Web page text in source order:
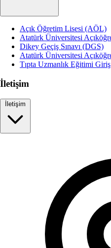
Açık Öğretim Lisesi (AÖL)
Atatürk Üniversitesi
Dikey Geçiş Sınavı (DGS)
Atatürk Üniversitesi
Tıpta Uzmanlık Eğitimi
İletişim
İletişim